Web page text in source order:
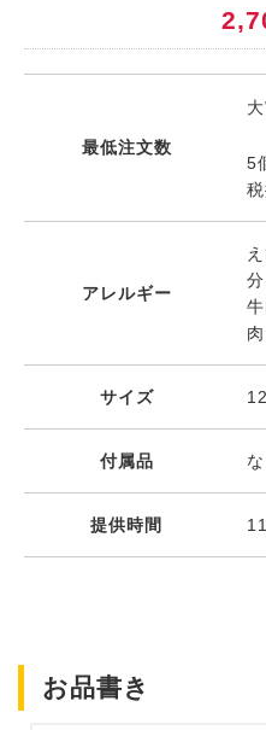
最低注文数
5
アレルギー
サイズ
付属品
提供時間
お品書き